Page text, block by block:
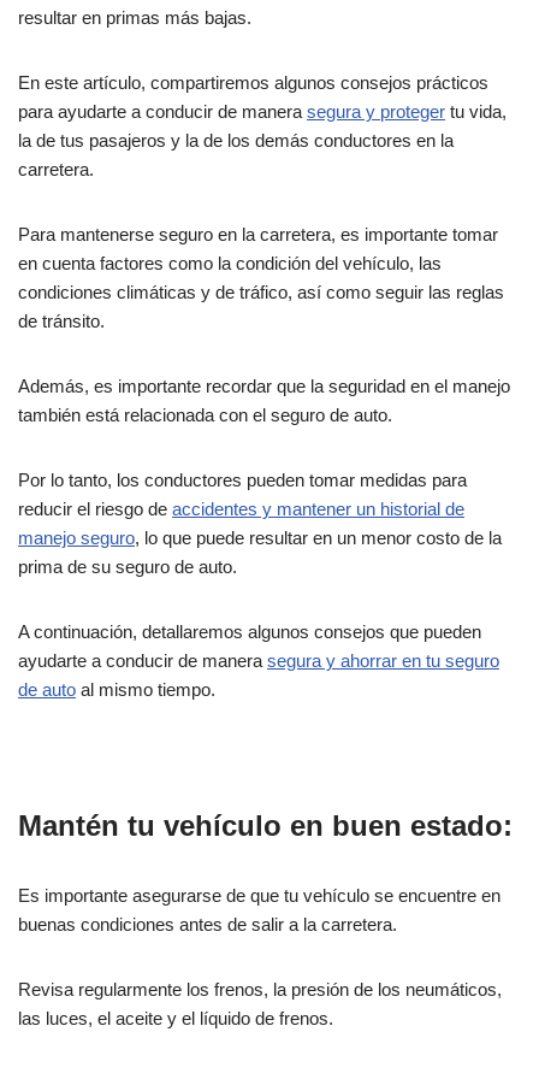
resultar en primas más bajas.
En este artículo, compartiremos algunos consejos prácticos
para ayudarte a conducir de manera segura y proteger tu vida,
la de tus pasajeros y la de los demás conductores en la
carretera.
Para mantenerse seguro en la carretera, es importante tomar
en cuenta factores como la condición del vehículo, las
condiciones climáticas y de tráfico, así como seguir las reglas
de tránsito.
Además, es importante recordar que la seguridad en el manejo
también está relacionada con el seguro de auto.
Por lo tanto, los conductores pueden tomar medidas para
reducir el riesgo de accidentes y mantener un historial de
manejo seguro, lo que puede resultar en un menor costo de la
prima de su seguro de auto.
A continuación, detallaremos algunos consejos que pueden
ayudarte a conducir de manera segura y ahorrar en tu seguro
de auto al mismo tiempo.
Mantén tu vehículo en buen estado:
Es importante asegurarse de que tu vehículo se encuentre en
buenas condiciones antes de salir a la carretera.
Revisa regularmente los frenos, la presión de los neumáticos,
las luces, el aceite y el líquido de frenos.